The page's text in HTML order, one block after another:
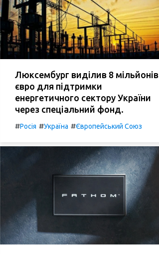
Люксембург виділив 8 мільйонів
євро для підтримки
енергетичного сектору України
через спеціальний фонд.
#Росія #Україна #Європейський Союз